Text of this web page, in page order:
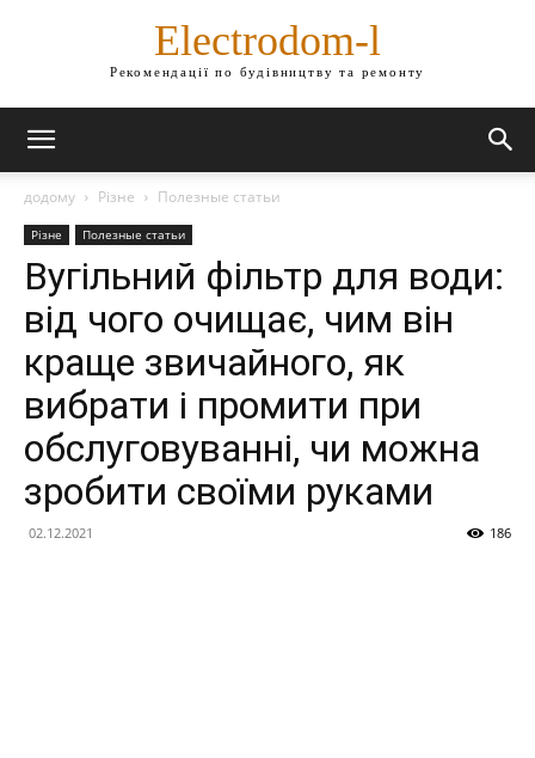
Electrodom-l
Рекомендації по будівництву та ремонту
додому Різне Полезные статьи
Різне Полезные статьи
Вугільний фільтр для води:
від чого очищає, чим він
краще звичайного, як
вибрати і промити при
обслуговуванні, чи можна
зробити своїми руками
02.12.2021 186